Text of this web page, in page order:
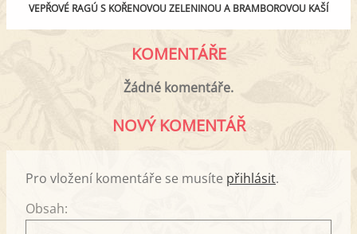
VEPŘOVÉ RAGÚ S KOŘENOVOU ZELENINOU A BRAMBOROVOU KAŠÍ
KOMENTÁŘE
Žádné komentáře.
NOVÝ KOMENTÁŘ
Pro vložení komentáře se musíte přihlásit.
Obsah: